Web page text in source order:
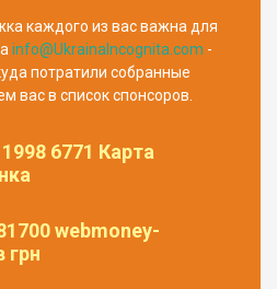
каждого из вас важна для
info@UkrainaIncognita.com -
потратили собранные
вас в список спонсоров.
6771 Карта
webmoney-
грн